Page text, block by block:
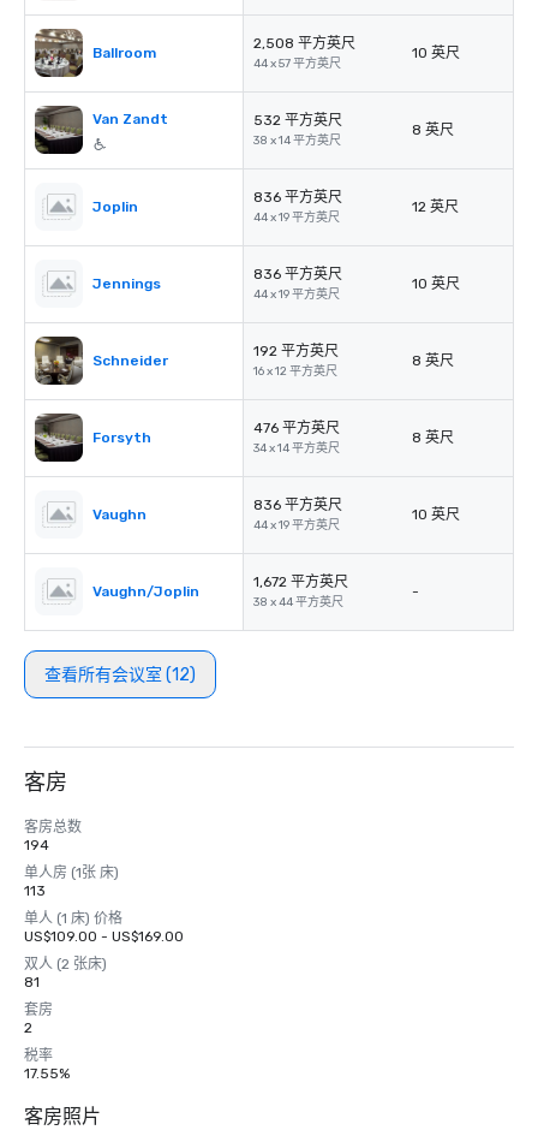
Ballroom
2,508 平方英尺
44 x 57 平方英尺
10 英尺
Van Zandt 532 平方英尺
38 x 14 平方英尺
8 英尺
Joplin
836 平方英尺
44 x 19 平方英尺
12 英尺
Jennings
836 平方英尺
44 x 19 平方英尺
10 英尺
Schneider
192 平方英尺
16 x 12 平方英尺
8 英尺
Forsyth
476 平方英尺
34 x 14 平方英尺
8 英尺
Vaughn
836 平方英尺
44 x 19 平方英尺
10 英尺
Vaughn/Joplin
1,672 平方英尺
38 x 44 平方英尺
-
查看所有会议室 (12)
客房
客房总数
194
单人房 (1张 床)
113
单人 (1 床) 价格
US$109.00 - US$169.00
双人 (2 张床)
81
套房
2
税率
17.55%
客房照片